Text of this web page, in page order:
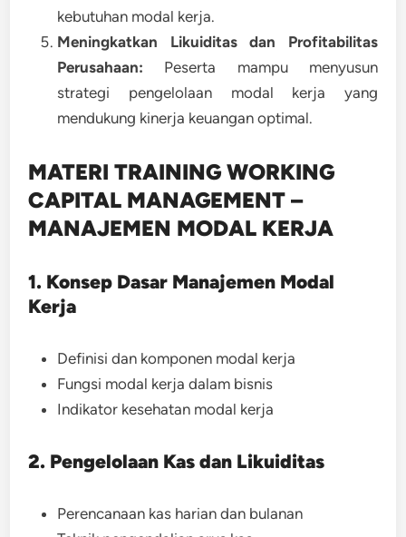
kebutuhan modal kerja.
Meningkatkan Likuiditas dan Profitabilitas
Perusahaan: Peserta mampu menyusun
strategi pengelolaan modal kerja yang
mendukung kinerja keuangan optimal.
MATERI TRAINING WORKING
CAPITAL MANAGEMENT –
MANAJEMEN MODAL KERJA
1. Konsep Dasar Manajemen Modal
Kerja
Definisi dan komponen modal kerja
Fungsi modal kerja dalam bisnis
Indikator kesehatan modal kerja
2. Pengelolaan Kas dan Likuiditas
Perencanaan kas harian dan bulanan